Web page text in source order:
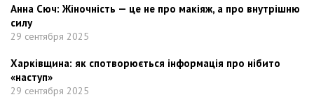
Анна Сюч: Жіночність — це не про макіяж, а про внутрішню
силу
29 сентября 2025
Харківщина: як спотворюється інформація про нібито
«наступ»
29 сентября 2025